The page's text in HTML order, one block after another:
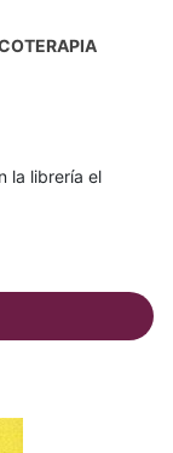
la librería el